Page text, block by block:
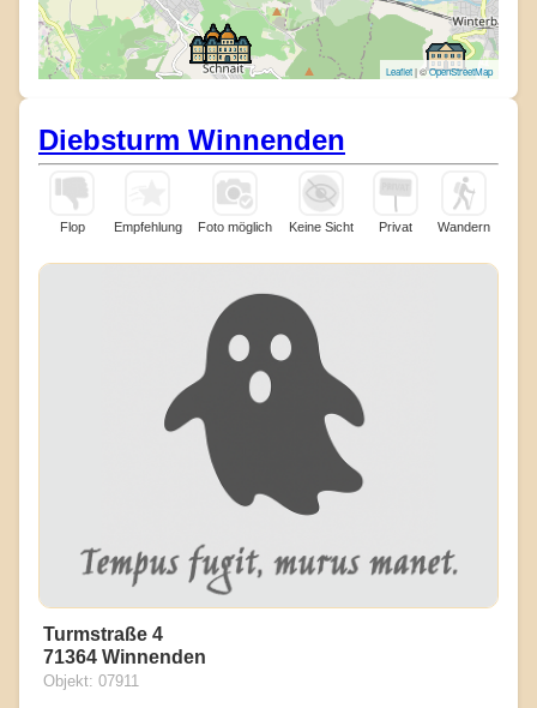
Leaflet| ©OpenStreetMap
Diebsturm Winnenden
Flop Empfehlung Foto möglich Keine Sicht Privat Wandern
Turmstraße 4
71364 Winnenden
Objekt: 07911